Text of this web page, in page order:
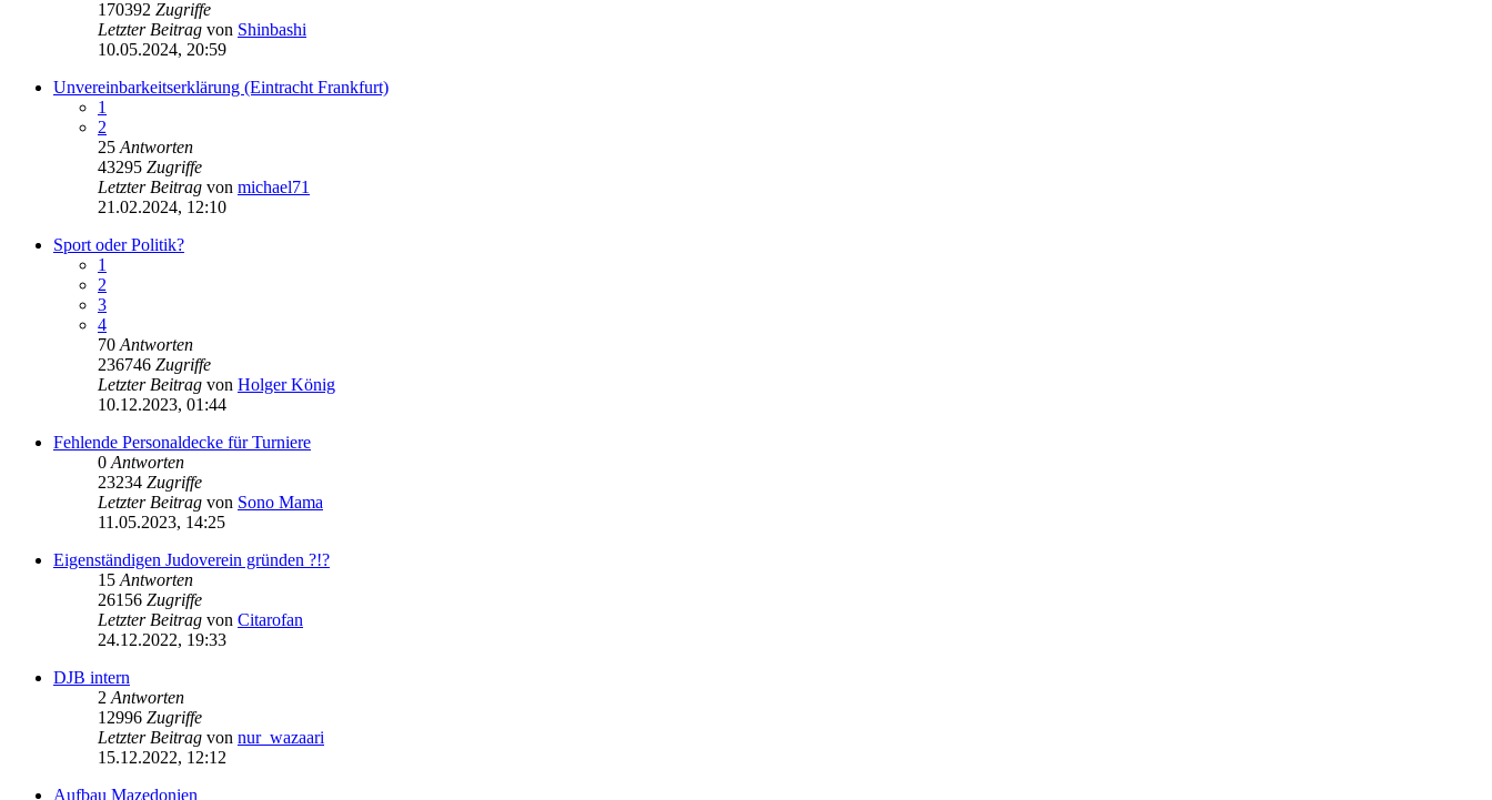
170392 Zugriffe
Letzter Beitrag von Shinbashi
10.05.2024, 20:59
Unvereinbarkeitserklärung (Eintracht Frankfurt)
1
2
25 Antworten
43295 Zugriffe
Letzter Beitrag von michael71
21.02.2024, 12:10
Sport oder Politik?
1
2
3
4
70 Antworten
236746 Zugriffe
Letzter Beitrag von Holger König
10.12.2023, 01:44
Fehlende Personaldecke für Turniere
0 Antworten
23234 Zugriffe
Letzter Beitrag von Sono Mama
11.05.2023, 14:25
Eigenständigen Judoverein gründen ?!?
15 Antworten
26156 Zugriffe
Letzter Beitrag von Citarofan
24.12.2022, 19:33
DJB intern
2 Antworten
12996 Zugriffe
Letzter Beitrag von nur_wazaari
15.12.2022, 12:12
Aufbau Mazedonien